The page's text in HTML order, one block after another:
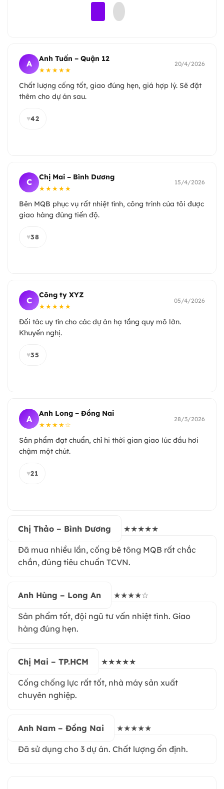
A
Anh Tuấn – Quận 12
★★★★★
20/4/2026
Chất lượng cống tốt, giao đúng hẹn, giá hợp lý. Sẽ đặt
thêm cho dự án sau.
♥42
C
Chị Mai – Bình Dương
★★★★★
15/4/2026
Bên MQB phục vụ rất nhiệt tình, công trình của tôi được
giao hàng đúng tiến độ.
♥38
C
Công ty XYZ
★★★★★
05/4/2026
Đối tác uy tín cho các dự án hạ tầng quy mô lớn.
Khuyến nghị.
♥35
A
Anh Long – Đồng Nai
★★★★☆
28/3/2026
Sản phẩm đạt chuẩn, chỉ hi thời gian giao lúc đầu hơi
chậm một chút.
♥21
Chị Thảo – Bình Dương ★★★★★
Đã mua nhiều lần, cống bê tông MQB rất chắc
chắn, đúng tiêu chuẩn TCVN.
Anh Hùng – Long An ★★★★☆
Sản phẩm tốt, đội ngũ tư vấn nhiệt tình. Giao
hàng đúng hẹn.
Chị Mai – TP.HCM ★★★★★
Cống chống lực rất tốt, nhà máy sản xuất
chuyên nghiệp.
Anh Nam – Đồng Nai ★★★★★
Đã sử dụng cho 3 dự án. Chất lượng ổn định.